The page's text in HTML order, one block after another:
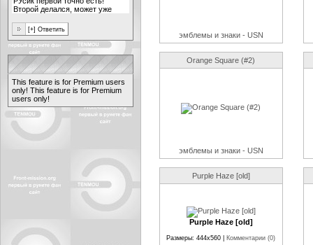
This feature is for Premium users
only! This feature is for Premium
users only!
эмблемы и знаки - USN
Orange Square (#2)
эмблемы и знаки - USN
Purple Haze [old]
Purple Haze [old]
Размеры: 444x560 | Комментарии (0)